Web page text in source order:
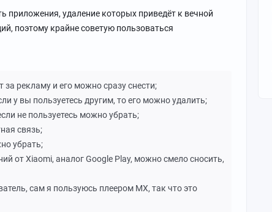
приложения, удаление которых приведёт к вечной
поэтому крайне советую пользоваться
рекламу и его можно сразу снести;
у вы пользуетесь другим, то его можно удалить;
не пользуетесь можно убрать;
связь;
убрать;
от Xiaomi, аналог Google Play, можно смело сносить,
сам я пользуюсь плеером MX, так что это